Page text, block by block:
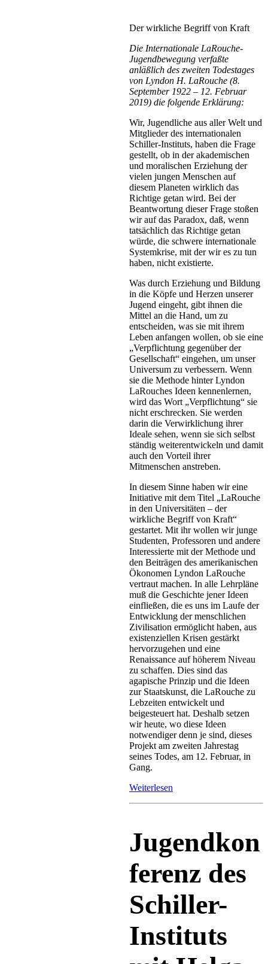
Der wirkliche Begriff von Kraft
Die Internationale LaRouche-
Jugendbewegung verfaßte
anläßlich des zweiten Todestages
von Lyndon H. LaRouche (8.
September 1922 – 12. Februar
2019) die folgende Erklärung:
Wir, Jugendliche aus aller Welt und
Mitglieder des internationalen
Schiller-Instituts, haben die Frage
gestellt, ob in der akademischen
und moralischen Erziehung der
vielen jungen Menschen auf
diesem Planeten wirklich das
Richtige getan wird. Bei der
Beantwortung dieser Frage stoßen
wir auf das Paradox, daß, wenn
tatsächlich das Richtige getan
würde, die schwere internationale
Systemkrise, mit der wir es zu tun
haben, nicht existierte.
Was durch Erziehung und Bildung
in die Köpfe und Herzen unserer
Jugend eingeht, gibt ihnen die
Mittel an die Hand, um zu
entscheiden, was sie mit ihrem
Leben anfangen wollen, ob sie eine
„Verpflichtung gegenüber der
Gesellschaft“ eingehen, um unser
Universum zu verbessern. Wenn
sie die Methode hinter Lyndon
LaRouches Ideen kennenlernen,
wird das Wort „Verpflichtung“ sie
nicht erschrecken. Sie werden
darin die Verwirklichung ihrer
Ideale sehen, wenn sie sich selbst
ständig weiterentwickeln und damit
auch den Vorteil ihrer
Mitmenschen anstreben.
In diesem Sinne haben wir eine
Initiative mit dem Titel „LaRouche
in den Universitäten – der
wirkliche Begriff von Kraft“
gestartet. Mit ihr wollen wir junge
Studenten, Professoren und andere
Interessierte mit der Methode und
den Beiträgen des amerikanischen
Ökonomen Lyndon LaRouche
vertraut machen. In alle Lehrpläne
muß die Geschichte jener Ideen
einfließen, die es uns im Laufe der
Entwicklung der menschlichen
Zivilisation ermöglicht haben, aus
existenziellen Krisen gestärkt
hervorzugehen und eine
Renaissance auf höherem Niveau
zu schaffen. Dies sind das
agapische Prinzip und die Ideen
zur Staatskunst, die LaRouche zu
Lebzeiten entwickelt und
beigesteuert hat. Deshalb setzen
wir heute, wo diese Ideen
notwendiger denn je sind, dieses
Projekt am zweiten Jahrestag
seines Todes, am 12. Februar, in
Gang.
Weiterlesen
Jugendkon
ferenz des
Schiller-
Instituts